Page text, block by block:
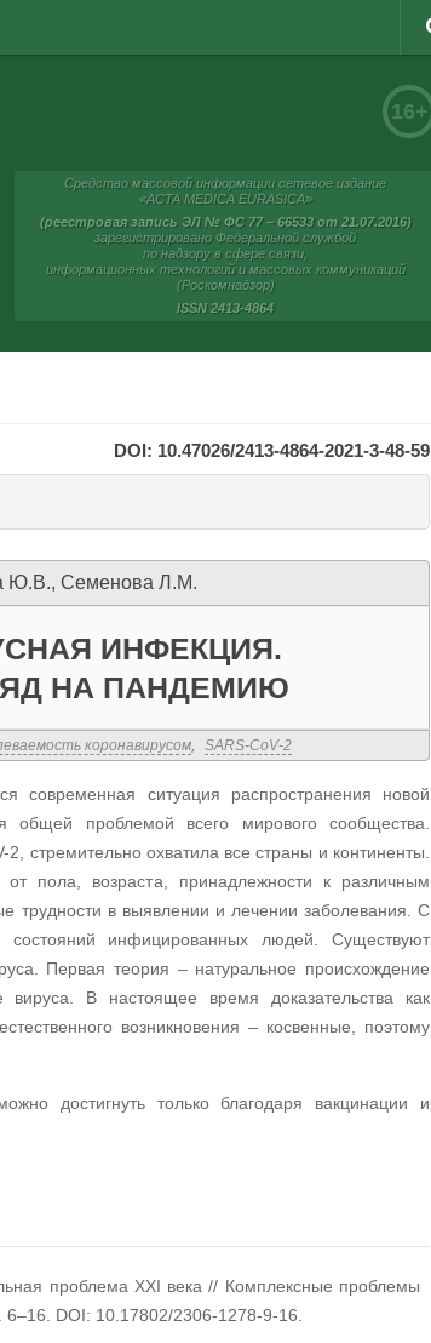
16+
Средство массовой информации сетевое издание
«ACTA MEDICA EURASICA»
(реестровая запись ЭЛ № ФС 77 – 66533 от 21.07.2016)
зарегистрировано Федеральной службой
по надзору в сфере связи,
информационных технологий и массовых коммуникаций
(Роскомнадзор)
ISSN 2413-4864
DOI: 10.47026/2413-4864-2021-3-48-59
Ю.В., Семенова Л.М.
ИНФЕКЦИЯ.
НА ПАНДЕМИЮ
коронавирусом, SARS-CoV-2
современная ситуация распространения новой
общей проблемой всего мирового сообщества.
стремительно охватила все страны и континенты.
пола, возраста, принадлежности к различным
трудности в выявлении и лечении заболевания. С
состояний инфицированных людей. Существуют
Первая теория – натуральное происхождение
вируса. В настоящее время доказательства как
возникновения – косвенные, поэтому
достигнуть только благодаря вакцинации и
проблема XXI века // Комплексные проблемы
DOI: 10.17802/2306-1278-9-16.